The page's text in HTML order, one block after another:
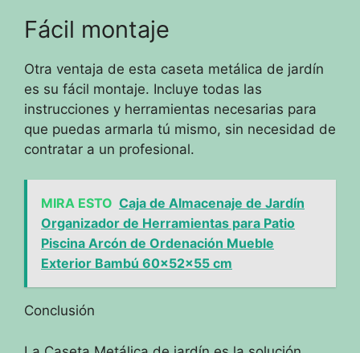
Fácil montaje
Otra ventaja de esta caseta metálica de jardín
es su fácil montaje. Incluye todas las
instrucciones y herramientas necesarias para
que puedas armarla tú mismo, sin necesidad de
contratar a un profesional.
MIRA ESTO Caja de Almacenaje de Jardín
Organizador de Herramientas para Patio
Piscina Arcón de Ordenación Mueble
Exterior Bambú 60x52x55 cm
Conclusión